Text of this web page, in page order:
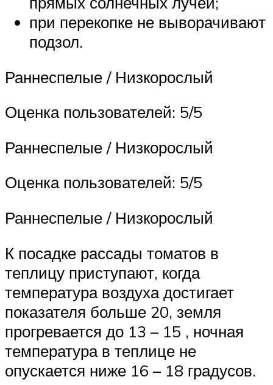
при перекопке не выворачивают
подзол.
Раннеспелые / Низкорослый
Оценка пользователей: 5/5
Раннеспелые / Низкорослый
Оценка пользователей: 5/5
Раннеспелые / Низкорослый
К посадке рассады томатов в
теплицу приступают, когда
температура воздуха достигает
показателя больше 20, земля
прогревается до 13 – 15 , ночная
температура в теплице не
опускается ниже 16 – 18 градусов.